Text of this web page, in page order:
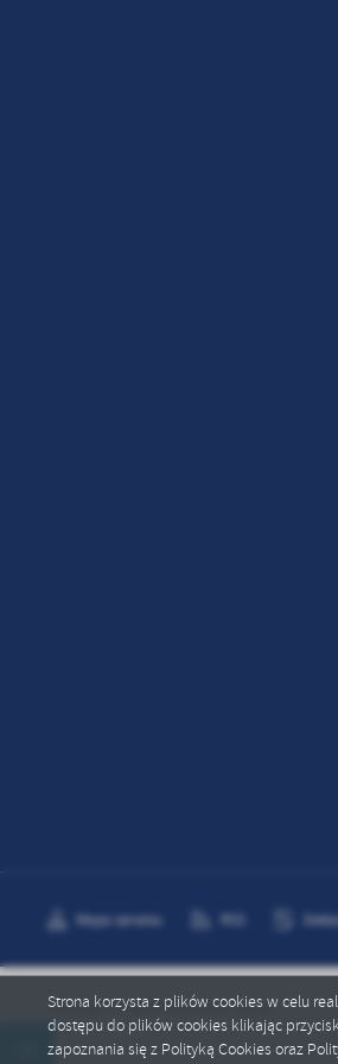
Strona korzysta z plików cookies w celu
dostępu do plików cookies klikając
zapoznania się z Polityką Cookies oraz
Mapa serwisu
Copyright by gok.smoldzino.com.pl